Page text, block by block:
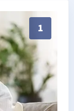
1
Bochow 14550